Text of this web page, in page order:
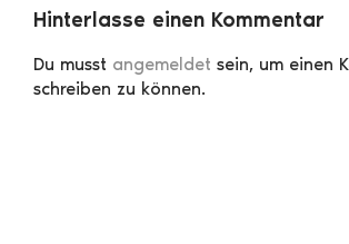
Hinterlasse einen Kommentar
Du musst angemeldet sein, um einen
schreiben zu können.